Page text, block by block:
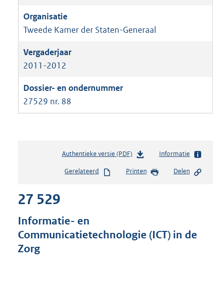
Tweede Kamer der Staten-Generaal
2011-2012
27529 nr. 88
Authentieke versie (PDF)b
s
g
Informatie
Gerelateerd Printen Delen
27 529
Informatie- en
Communicatietechnologie (ICT) in de
Zorg